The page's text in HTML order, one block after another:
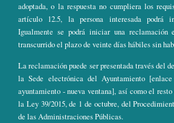
adoptada, o la respuesta no cumpliera los
artículo 12.5, la persona interesada podrá
Igualmente se podrá iniciar una reclamación
transcurrido el plazo de veinte días hábiles sin
La reclamación puede ser presentada través del
la Sede electrónica del Ayuntamiento
ayuntamiento - nueva ventana], así como el
la Ley 39/2015, de 1 de octubre, del
de las Administraciones Públicas.